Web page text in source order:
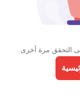
التحقق مرة أخرى.